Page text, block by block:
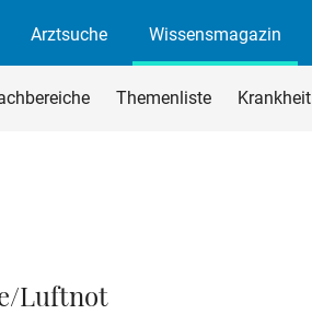
Arztsuche
Wissensmagazin
Themenliste Krankheit
Luftnot